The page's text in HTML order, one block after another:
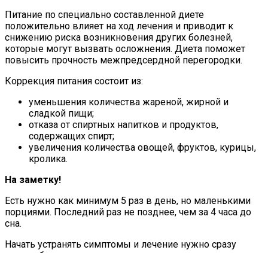
Питание по специально составленной диете
положительно влияет на ход лечения и приводит к
снижению риска возникновения других болезней,
которые могут вызвать осложнения. Диета поможет
повысить прочность межпредсердной перегородки.
Коррекция питания состоит из:
уменьшения количества жареной, жирной и
сладкой пищи;
отказа от спиртных напитков и продуктов,
содержащих спирт;
увеличения количества овощей, фруктов, курицы,
кролика.
На заметку!
Есть нужно как минимум 5 раз в день, но маленькими
порциями. Последний раз не позднее, чем за 4 часа до
сна.
Начать устранять симптомы и лечение нужно сразу